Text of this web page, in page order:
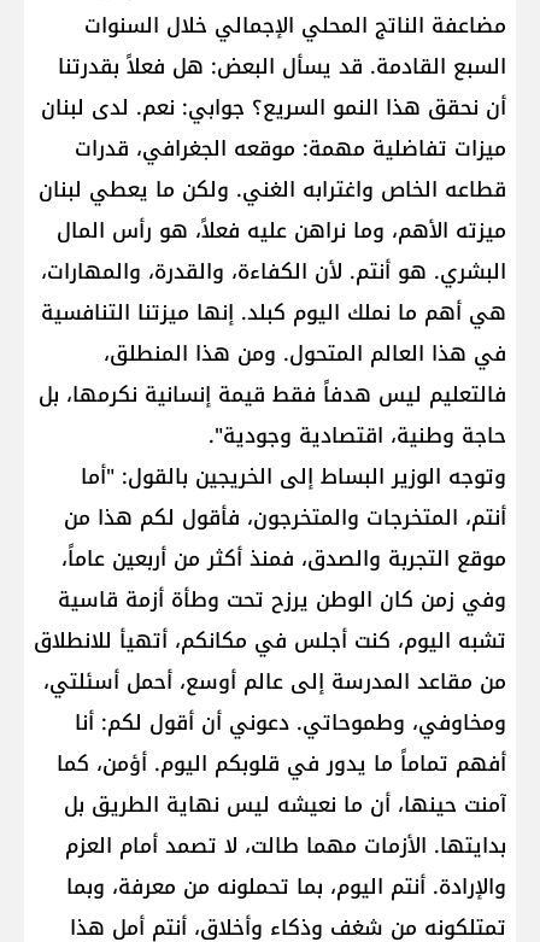
مضاعفة الناتج المحلي الإجمالي خلال السنوات
السبع القادمة. قد يسأل البعض: هل فعلاً بقدرتنا
أن نحقق هذا النمو السريع؟ جوابي: نعم. لدى لبنان
ميزات تفاضلية مهمة: موقعه الجغرافي، قدرات
قطاعه الخاص واغترابه الغني. ولكن ما يعطي لبنان
ميزته الأهم، وما نراهن عليه فعلاً، هو رأس المال
البشري. هو أنتم. لأن الكفاءة، والقدرة، والمهارات،
هي أهم ما نملك اليوم كبلد. إنها ميزتنا التنافسية
في هذا العالم المتحول. ومن هذا المنطلق،
فالتعليم ليس هدفاً فقط قيمة إنسانية نكرمها، بل
حاجة وطنية، اقتصادية وجودية".
وتوجه الوزير البساط إلى الخريجين بالقول: "أما
أنتم، المتخرجات والمتخرجون، فأقول لكم هذا من
موقع التجربة والصدق، فمنذ أكثر من أربعين عاماً،
وفي زمن كان الوطن يرزح تحت وطأة أزمة قاسية
تشبه اليوم، كنت أجلس في مكانكم، أتهيأ للانطلاق
من مقاعد المدرسة إلى عالم أوسع، أحمل أسئلتي،
ومخاوفي، وطموحاتي. دعوني أن أقول لكم: أنا
أفهم تماماً ما يدور في قلوبكم اليوم. أؤمن، كما
آمنت حينها، أن ما نعيشه ليس نهاية الطريق بل
بدايتها. الأزمات مهما طالت، لا تصمد أمام العزم
والإرادة. أنتم اليوم، بما تحملونه من معرفة، وبما
تمتلكونه من شغف وذكاء وأخلاق، أنتم أمل هذا